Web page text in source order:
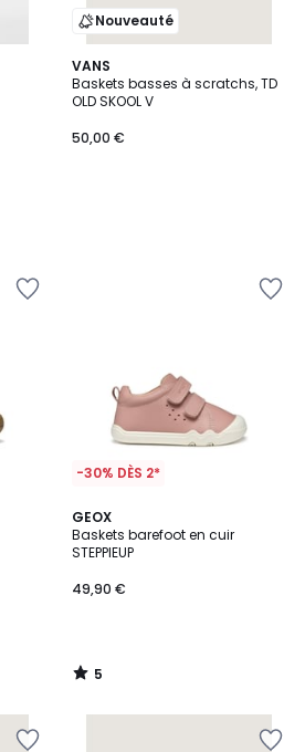
Nouveauté
VANS
Baskets basses à scratchs, TD
OLD SKOOL V
50,00 €
-30% DÈS 2*
GEOX
Baskets barefoot en cuir
STEPPIEUP
49,90 €
5
/
5
5
/